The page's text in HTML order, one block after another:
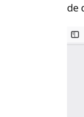
de